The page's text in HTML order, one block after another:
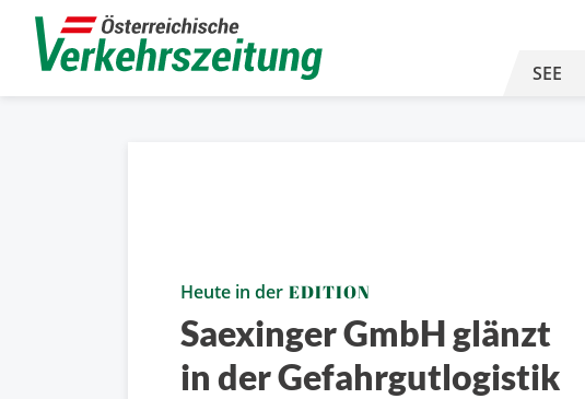
SEE
Heute in der EDITION
Saexinger GmbH glänzt
in der Gefahrgutlogistik